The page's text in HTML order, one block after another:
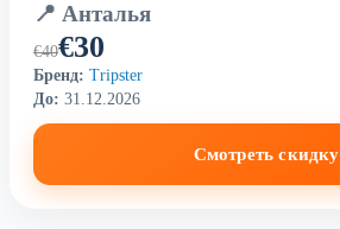
📍 Анталья
€40€30
Бренд: Tripster
До: 31.12.2026
Смотреть скидку